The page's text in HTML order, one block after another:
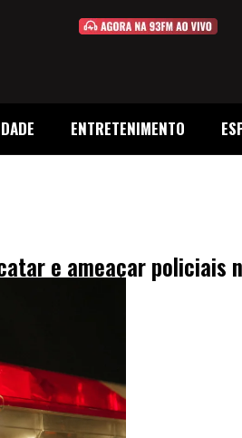
ENTRETENIMENTO
e ameaçar policiais